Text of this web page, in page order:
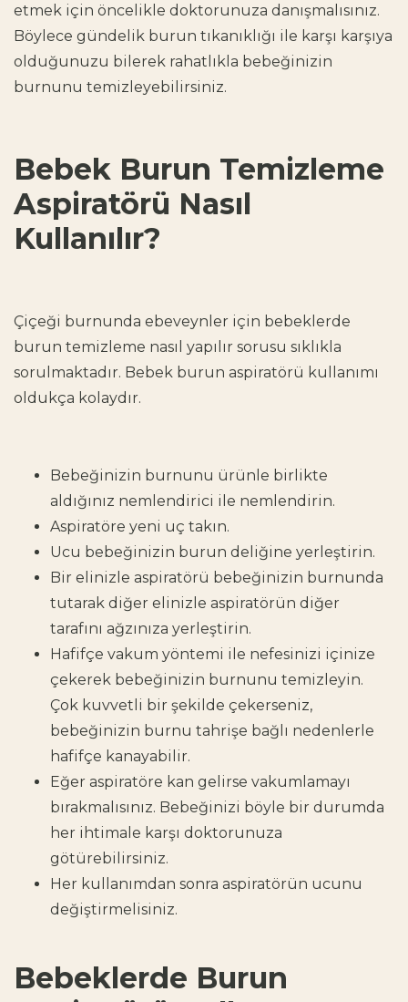
etmek için öncelikle doktorunuza danışmalısınız.
Böylece gündelik burun tıkanıklığı ile karşı karşıya
olduğunuzu bilerek rahatlıkla bebeğinizin
burnunu temizleyebilirsiniz.
Bebek Burun Temizleme
Aspiratörü Nasıl
Kullanılır?
Çiçeği burnunda ebeveynler için bebeklerde
burun temizleme nasıl yapılır sorusu sıklıkla
sorulmaktadır. Bebek burun aspiratörü kullanımı
oldukça kolaydır.
Bebeğinizin burnunu ürünle birlikte
aldığınız nemlendirici ile nemlendirin.
Aspiratöre yeni uç takın.
Ucu bebeğinizin burun deliğine yerleştirin.
Bir elinizle aspiratörü bebeğinizin burnunda
tutarak diğer elinizle aspiratörün diğer
tarafını ağzınıza yerleştirin.
Hafifçe vakum yöntemi ile nefesinizi içinize
çekerek bebeğinizin burnunu temizleyin.
Çok kuvvetli bir şekilde çekerseniz,
bebeğinizin burnu tahrişe bağlı nedenlerle
hafifçe kanayabilir.
Eğer aspiratöre kan gelirse vakumlamayı
bırakmalısınız. Bebeğinizi böyle bir durumda
her ihtimale karşı doktorunuza
götürebilirsiniz.
Her kullanımdan sonra aspiratörün ucunu
değiştirmelisiniz.
Bebeklerde Burun